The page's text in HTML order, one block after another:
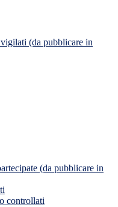
(da pubblicare in
(da pubblicare in
controllati